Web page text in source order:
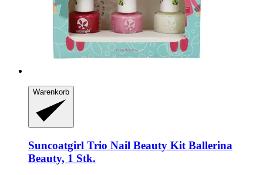
Warenkorb
Suncoatgirl Trio Nail Beauty Kit Ballerina
Beauty, 1 Stk.